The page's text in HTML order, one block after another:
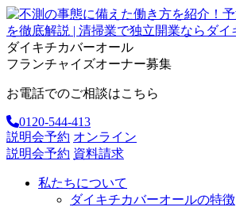
ダイキチカバーオール
フランチャイズオーナー募集
お電話でのご相談はこちら
0120-544-413
説明会予約 オンライン
説明会予約 資料請求
私たちについて
ダイキチカバーオールの特徴